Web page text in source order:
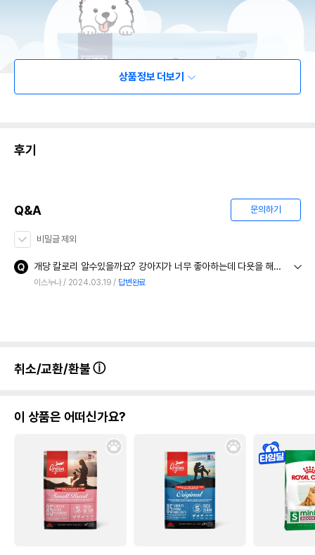
상품정보 더보기
후기
Q&A 문의하기
비밀글 제외
개당 칼로리 알수있을까요? 강아지가 너무 좋아하는데 다욧을 해야할꺼 같아서요...ㅡ.ㅜ
이스누나 2024.03.19 답변완료
취소/교환/환불
이 상품은 어떠신가요?